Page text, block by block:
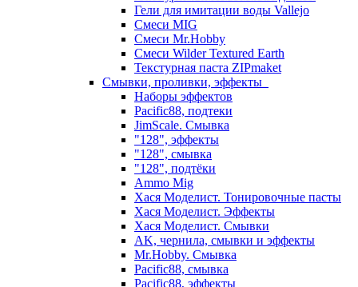
Гели для имитации воды Vallejo
Смеси MIG
Смеси Mr.Hobby
Смеси Wilder Textured Earth
Текстурная паста ZIPmaket
Смывки, проливки, эффекты
Наборы эффектов
Pacific88, подтеки
JimScale. Смывка
"128", эффекты
"128", смывка
"128", подтёки
Ammo Mig
Хася Моделист. Тонировочные пасты
Хася Моделист. Эффекты
Хася Моделист. Смывки
AK, чернила, смывки и эффекты
Mr.Hobby. Смывка
Pacific88, смывка
Pacific88, эффекты